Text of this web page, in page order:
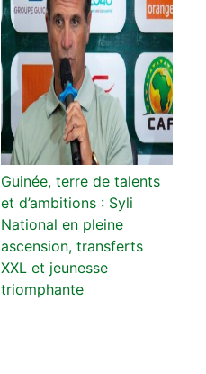
Guinée, terre de talents
et d’ambitions : Syli
National en pleine
ascension, transferts
XXL et jeunesse
triomphante